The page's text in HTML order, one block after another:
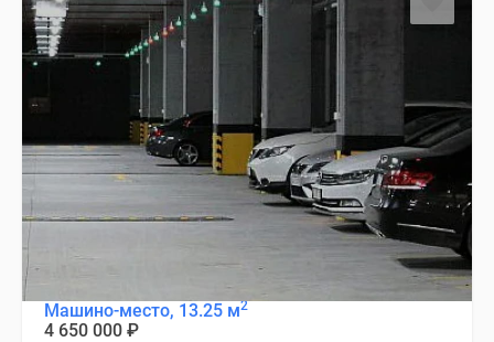
Машино-место, 13.25 м2
4 650 000 ₽